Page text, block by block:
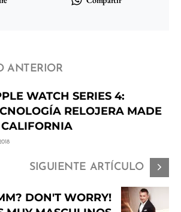
ANTERIOR
WATCH SERIES 4:
RELOJERA MADE
SIGUIENTE ARTÍCULO
DON'T WORRY!